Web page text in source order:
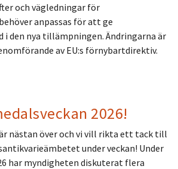
och vägledningar för
anpassas för att ge
i den nya tillämpningen. Ändringarna är
av EU:s förnybartdirektiv.
2026!
nästan över och vi vill rikta ett tack till
under veckan! Under
har myndigheten diskuterat flera